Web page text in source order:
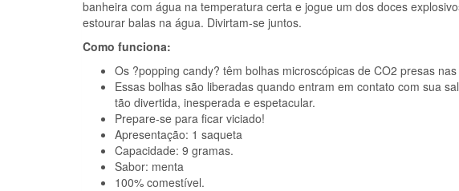
banheira com água na temperatura certa e jogue um dos doces
estourar balas na água. Divirtam-se juntos.
Como funciona:
Os ?popping candy? têm bolhas microscópicas de CO2 presas
Essas bolhas são liberadas quando entram em contato com sua
tão divertida, inesperada e espetacular.
Prepare-se para ficar viciado!
Apresentação: 1 saqueta
Capacidade: 9 gramas.
Sabor: menta
100% comestível.